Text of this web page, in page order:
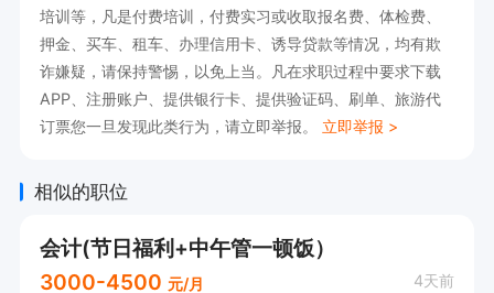
培训等，凡是付费培训，付费实习或收取报名费、体检费、
押金、买车、租车、办理信用卡、诱导贷款等情况，均有欺
诈嫌疑，请保持警惕，以免上当。凡在求职过程中要求下载
APP、注册账户、提供银行卡、提供验证码、刷单、旅游代
订票您一旦发现此类行为，请立即举报。 立即举报 >
相似的职位
会计(节日福利+中午管一顿饭）
3000-4500 元/月 4天前